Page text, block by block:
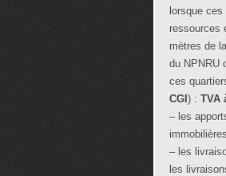
lorsque
ressources
mètres de
du NPNRU
ces
CGI ) : TVA
– les
– les
les